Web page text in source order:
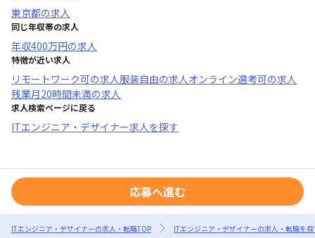
東京都の求人
同じ年収帯の求人
年収400万円の求人
特徴が近い求人
リモートワーク可の求人服装自由の求人オンライン選考可の求人
残業月20時間未満の求人
求人検索ページに戻る
ITエンジニア・デザイナー求人を探す
応募へ進む
ITエンジニア・デザイナーの求人・転職TOP ITエンジニア・デザイナーの求人・転職を